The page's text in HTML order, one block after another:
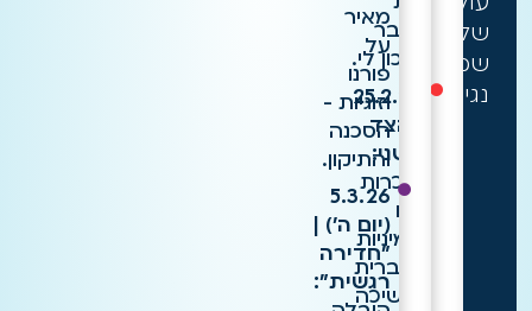
של
שמירת
נגיעה?
הגבר
הנכון לי.
25.2.26
| הצד
השני:
היכרות
עם
המיניות
הגברית
ומשיכה
מאיר
על
פורנו
וזוגיות -
הסכנה
והתיקון.
5.3.26
(יום ה') |
"חדירה
רגשית":